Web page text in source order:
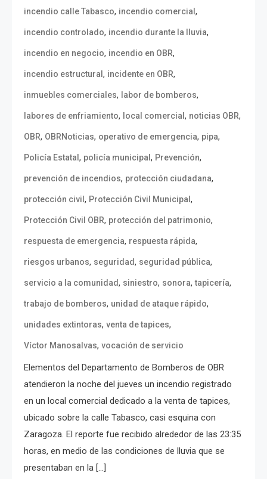
incendio calle Tabasco, incendio comercial,
incendio controlado, incendio durante la lluvia,
incendio en negocio, incendio en OBR,
incendio estructural, incidente en OBR,
inmuebles comerciales, labor de bomberos,
labores de enfriamiento, local comercial, noticias OBR,
OBR, OBRNoticias, operativo de emergencia, pipa,
Policía Estatal, policía municipal, Prevención,
prevención de incendios, protección ciudadana,
protección civil, Protección Civil Municipal,
Protección Civil OBR, protección del patrimonio,
respuesta de emergencia, respuesta rápida,
riesgos urbanos, seguridad, seguridad pública,
servicio a la comunidad, siniestro, sonora,tapicería,
trabajo de bomberos, unidad de ataque rápido,
unidades extintoras, venta de tapices,
Víctor Manosalvas, vocación de servicio
Elementos del Departamento de Bomberos de OBR
atendieron la noche del jueves un incendio registrado
en un local comercial dedicado a la venta de tapices,
ubicado sobre la calle Tabasco, casi esquina con
Zaragoza. El reporte fue recibido alrededor de las 23:35
horas, en medio de las condiciones de lluvia que se
presentaban en la […]